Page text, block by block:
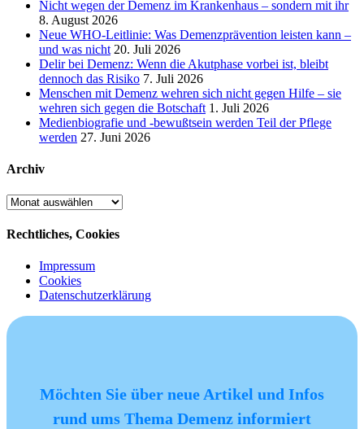
Nicht wegen der Demenz im Krankenhaus – sondern mit ihr
8. August 2026
Neue WHO-Leitlinie: Was Demenzprävention leisten kann –
und was nicht 20. Juli 2026
Delir bei Demenz: Wenn die Akutphase vorbei ist, bleibt
dennoch das Risiko 7. Juli 2026
Menschen mit Demenz wehren sich nicht gegen Hilfe – sie
wehren sich gegen die Botschaft 1. Juli 2026
Medienbiografie und -bewußtsein werden Teil der Pflege
werden 27. Juni 2026
Archiv
Archiv
Rechtliches, Cookies
Impressum
Cookies
Datenschutzerklärung
Möchten Sie über neue Artikel und Infos
rund ums Thema Demenz informiert